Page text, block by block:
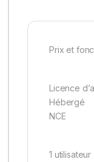
Prix et
Licence
Hébergé
NCE
1 utilisateur